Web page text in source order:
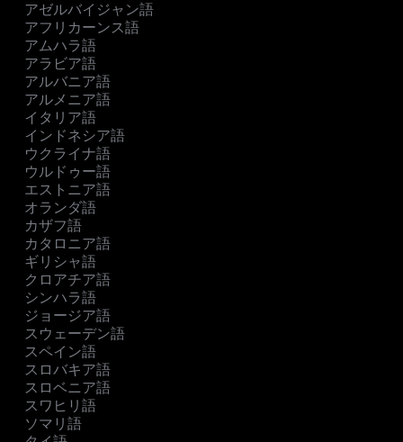
アゼルバイジャン語
アフリカーンス語
アムハラ語
アラビア語
アルバニア語
アルメニア語
イタリア語
インドネシア語
ウクライナ語
ウルドゥー語
エストニア語
オランダ語
カザフ語
カタロニア語
ギリシャ語
クロアチア語
シンハラ語
ジョージア語
スウェーデン語
スペイン語
スロバキア語
スロベニア語
スワヒリ語
ソマリ語